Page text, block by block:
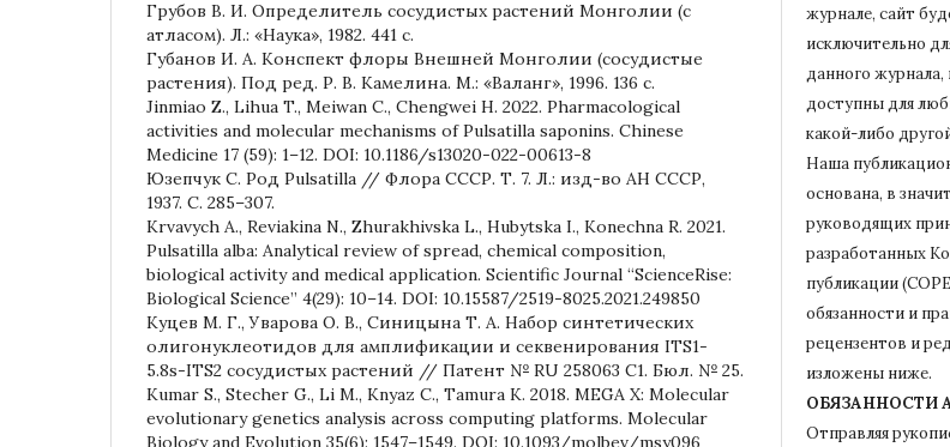
Грубов В. И. Определитель сосудистых растений Монголии (с
атласом). Л.: «Наука», 1982. 441 с.
Губанов И. А. Конспект флоры Внешней Монголии (сосудистые
растения). Под ред. Р. В. Камелина. М.: «Валанг», 1996. 136 с.
Jinmiao Z., Lihua T., Meiwan C., Chengwei H. 2022. Pharmacological
activities and molecular mechanisms of Pulsatilla saponins. Chinese
Medicine 17 (59): 1–12. DOI: 10.1186/s13020-022-00613-8
Юзепчук С. Род Pulsatilla // Флора СССР. Т. 7. Л.: изд-во АН СССР,
1937. С. 285–307.
Krvavych A., Reviakina N., Zhurakhivska L., Hubytska I., Konechna R. 2021.
Pulsatilla alba: Analytical review of spread, chemical composition,
biological activity and medical application. Scientific Journal “ScienceRise:
Biological Science” 4(29): 10–14. DOI: 10.15587/2519-8025.2021.249850
Куцев М. Г., Уварова О. В., Синицына Т. А. Набор синтетических
олигонуклеотидов для амплификации и секвенирования ITS1-
5.8s-ITS2 сосудистых растений // Патент № RU 258063 C1. Бюл. № 25.
Kumar S., Stecher G., Li M., Knyaz C., Tamura K. 2018. MEGA X: Molecular
evolutionary genetics analysis across computing platforms. Molecular
Biology and Evolution 35(6): 1547–1549. DOI: 10.1093/molbev/msy096
журнале, сайт
исключительно
данного журнала,
доступны для
какой-либо
Наша
основана, в
руководящих
разработанных
публикации
обязанности и
рецензентов и
изложены ниже.
ОБЯЗАННОСТИ
Отправляя